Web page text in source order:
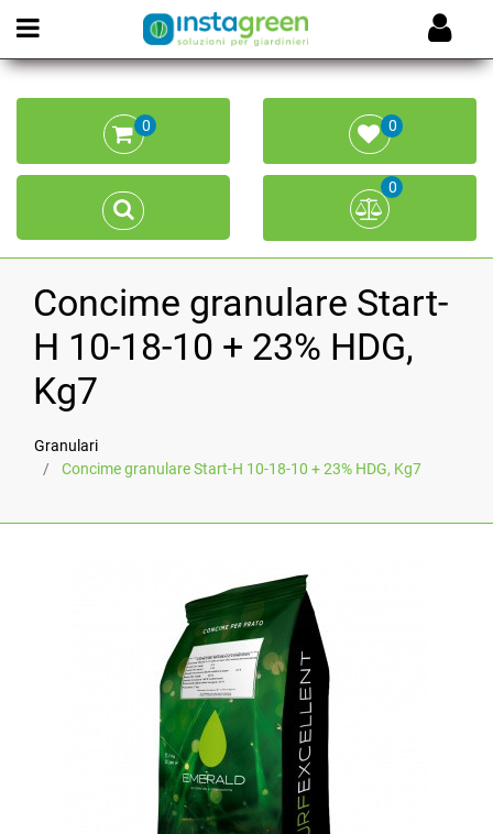
Open menu
0 0
0
Concime granulare Start-
H 10-18-10 + 23% HDG,
Kg7
Granulari
Concime granulare Start-H 10-18-10 + 23% HDG, Kg7